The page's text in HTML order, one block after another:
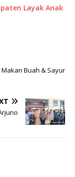
Layak Anak
Buah & Sayur